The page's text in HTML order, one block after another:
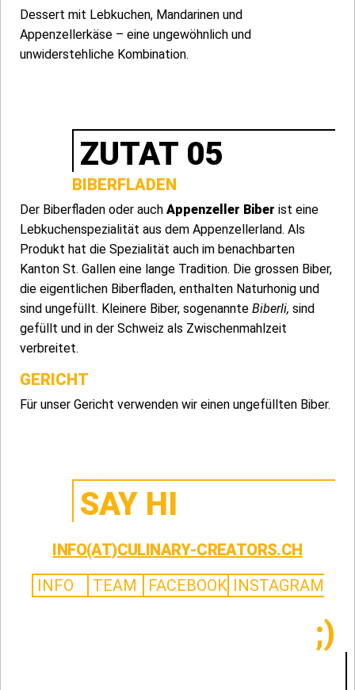
Dessert mit Lebkuchen, Mandarinen und
Appenzellerkäse – eine ungewöhnlich und
unwiderstehliche Kombination.
ZUTAT 05
BIBERFLADEN
Der Biberfladen oder auch Appenzeller Biber ist eine
Lebkuchenspezialität aus dem Appenzellerland. Als
Produkt hat die Spezialität auch im benachbarten
Kanton St. Gallen eine lange Tradition. Die grossen Biber,
die eigentlichen Biberfladen, enthalten Naturhonig und
sind ungefüllt. Kleinere Biber, sogenannte Biberli, sind
gefüllt und in der Schweiz als Zwischenmahlzeit
verbreitet.
GERICHT
Für unser Gericht verwenden wir einen ungefüllten Biber.
SAY HI
INFO(AT)CULINARY-CREATORS.CH
INFO
TEAM FACEBOOK INSTAGRAM
;)